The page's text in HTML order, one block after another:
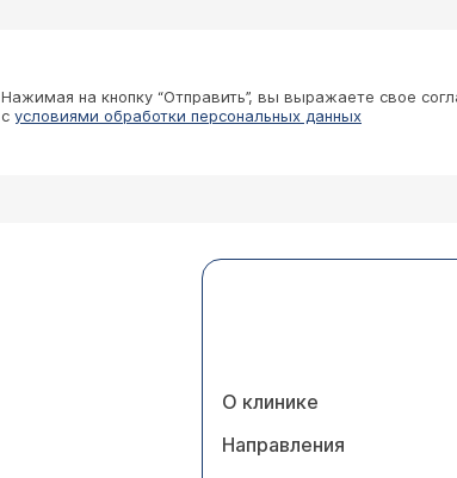
Нажимая на кнопку “Отправить”, вы выражаете свое
с условиями обработки персональных данных
О клинике
Направления